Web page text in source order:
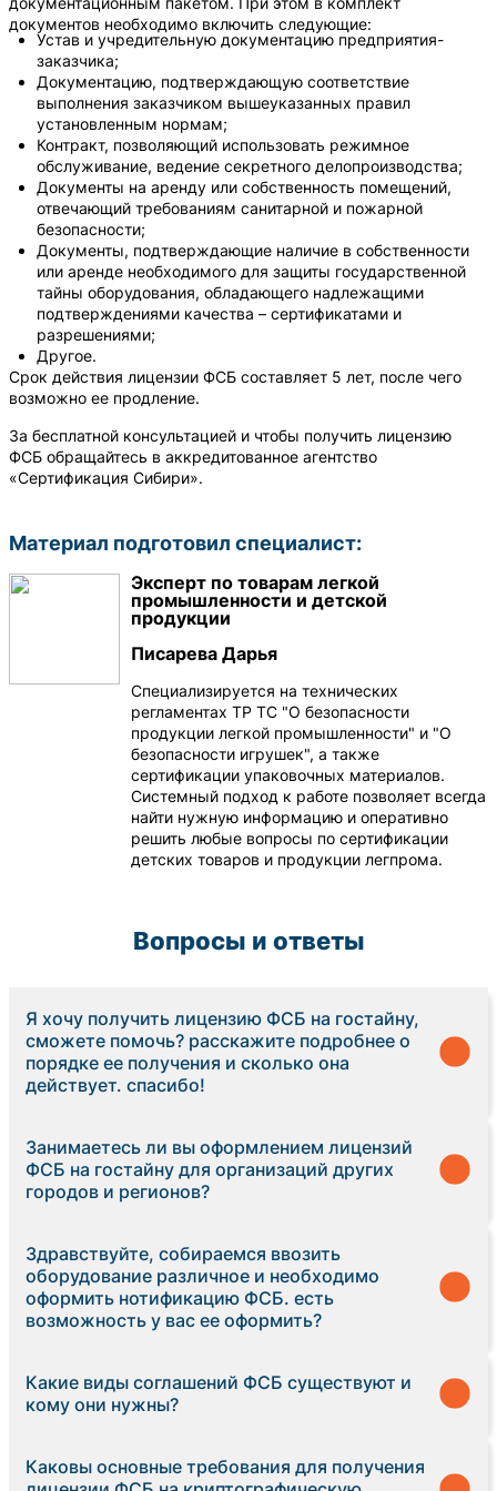
документов необходимо включить следующие:
Устав и учредительную документацию предприятия-
заказчика;
Документацию, подтверждающую соответствие
выполнения заказчиком вышеуказанных правил
установленным нормам;
Контракт, позволяющий использовать режимное
обслуживание, ведение секретного делопроизводства;
Документы на аренду или собственность помещений,
отвечающий требованиям санитарной и пожарной
безопасности;
Документы, подтверждающие наличие в собственности
или аренде необходимого для защиты государственной
тайны оборудования, обладающего надлежащими
подтверждениями качества – сертификатами и
разрешениями;
Другое.
Срок действия лицензии ФСБ составляет 5 лет, после чего
возможно ее продление.
За бесплатной консультацией и чтобы получить лицензию
ФСБ обращайтесь в аккредитованное агентство
«Сертификация Сибири».
Материал подготовил специалист:
Эксперт по товарам легкой
промышленности и детской
продукции
Писарева Дарья
Специализируется на технических
регламентах ТР ТС "О безопасности
продукции легкой промышленности" и "О
безопасности игрушек", а также
сертификации упаковочных материалов.
Системный подход к работе позволяет всегда
найти нужную информацию и оперативно
решить любые вопросы по сертификации
детских товаров и продукции легпрома.
Вопросы и ответы
Я хочу получить лицензию ФСБ на гостайну,
сможете помочь? расскажите подробнее о
порядке ее получения и сколько она
действует. спасибо!
Занимаетесь ли вы оформлением лицензий
ФСБ на гостайну для организаций других
городов и регионов?
Здравствуйте, собираемся ввозить
оборудование различное и необходимо
оформить нотификацию ФСБ. есть
возможность у вас ее оформить?
Какие виды соглашений ФСБ существуют и
кому они нужны?
Каковы основные требования для получения